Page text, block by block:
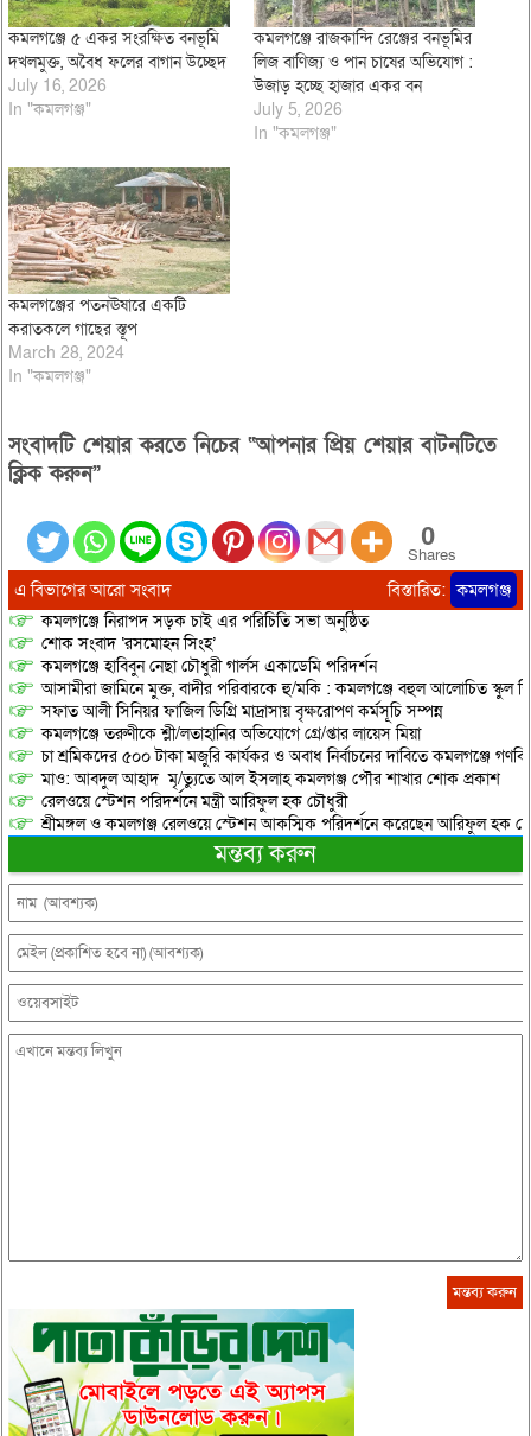
কমলগঞ্জে ৫ একর সংরক্ষিত বনভূমি
দখলমুক্ত, অবৈধ ফলের বাগান উচ্ছেদ
July 16, 2026
In "কমলগঞ্জ"
কমলগঞ্জে রাজকান্দি রেঞ্জের বনভূমির
লিজ বাণিজ্য ও পান চাষের অভিযোগ :
উজাড় হচ্ছে হাজার একর বন
July 5, 2026
In "কমলগঞ্জ"
কমলগঞ্জের পতনঊষারে একটি
করাতকলে গাছের স্তূপ
March 28, 2024
In "কমলগঞ্জ"
সংবাদটি শেয়ার করতে নিচের “আপনার প্রিয় শেয়ার বাটনটিতে
ক্লিক করুন”
0
Shares
এ বিভাগের আরো সংবাদ বিস্তারিত: কমলগঞ্জ
কমলগঞ্জে নিরাপদ সড়ক চাই এর পরিচিতি সভা অনুষ্ঠিত
শোক সংবাদ ‘রসমোহন সিংহ’
কমলগঞ্জে হাবিবুন নেছা চৌধুরী গার্লস একাডেমি পরিদর্শন
আসামীরা জামিনে মুক্ত, বাদীর পরিবারকে হু/মকি : কমলগঞ্জে বহুল আলোচিত স্কুল
সফাত আলী সিনিয়র ফাজিল ডিগ্রি মাদ্রাসায় বৃক্ষরোপণ কর্মসূচি সম্পন্ন
কমলগঞ্জে তরুণীকে শ্লী/লতাহানির অভিযোগে গ্রে/প্তার লায়েস মিয়া
চা শ্রমিকদের ৫০০ টাকা মজুরি কার্যকর ও অবাধ নির্বাচনের দাবিতে কমলগঞ্জে
মাও: আবদুল আহাদ মৃ/ত্যুতে আল ইসলাহ কমলগঞ্জ পৌর শাখার শোক প্রকাশ
রেলওয়ে স্টেশন পরিদর্শনে মন্ত্রী আরিফুল হক চৌধুরী
শ্রীমঙ্গল ও কমলগঞ্জ রেলওয়ে স্টেশন আকস্মিক পরিদর্শনে করেছেন আরিফুল হক
মন্তব্য করুন